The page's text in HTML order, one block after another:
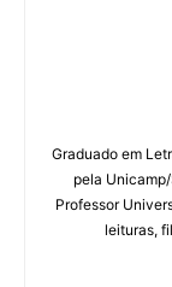
Graduado em
pela
Professor
leituras,